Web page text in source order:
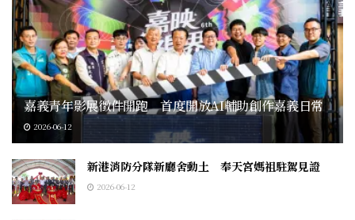
嘉義青年影展徵件開跑 首度開放AI輔助創作嘉義日常
2026-06-12
新港消防分隊新廳舍動土 奉天宮媽祖駐駕見證
2026-06-12